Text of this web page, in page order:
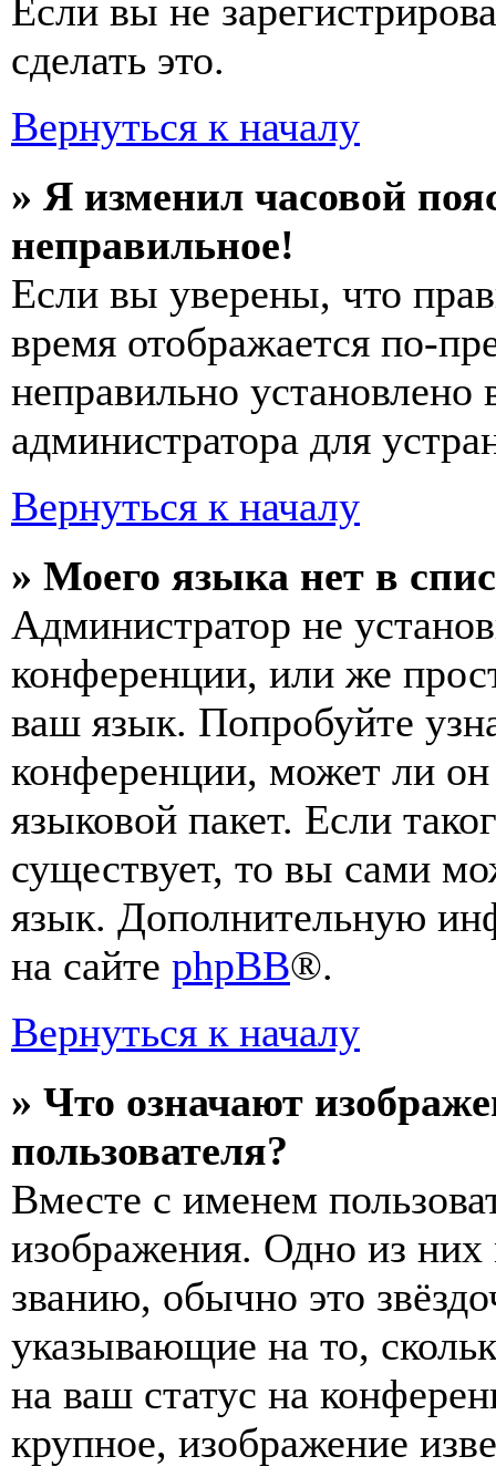
Если вы не
сделать это.
Вернуться к началу
» Я изменил часовой
неправильное!
Если вы уверены, что
время отображается по-
неправильно установлено
администратора для
Вернуться к началу
» Моего языка нет в
Администратор не
конференции, или же
ваш язык. Попробуйте
конференции, может ли
языковой пакет. Если
существует, то вы сами
язык. Дополнительную
на сайте phpBB®.
Вернуться к началу
» Что означают
пользователя?
Вместе с именем
изображения. Одно из
званию, обычно это
указывающие на то,
на ваш статус на
крупное, изображение